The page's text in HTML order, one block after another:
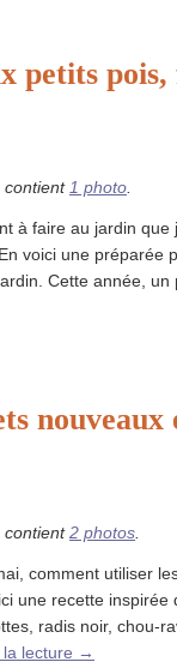
petits
contient 1 photo
à faire au jardin
voici une préparée
Cette année, un
nouveaux
contient2 photos
comment utiliser
une recette inspirée
radis noir, chou-
lecture →